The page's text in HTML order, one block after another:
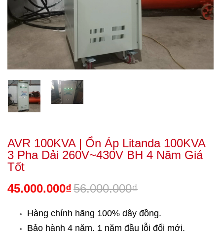
AVR 100KVA | Ổn Áp Litanda 100KVA
3 Pha Dải 260V~430V BH 4 Năm Giá
Tốt
45.000.000₫56.000.000₫
Hàng chính hãng 100% dây đồng.
Bảo hành 4 năm, 1 năm đầu lỗi đổi mới.